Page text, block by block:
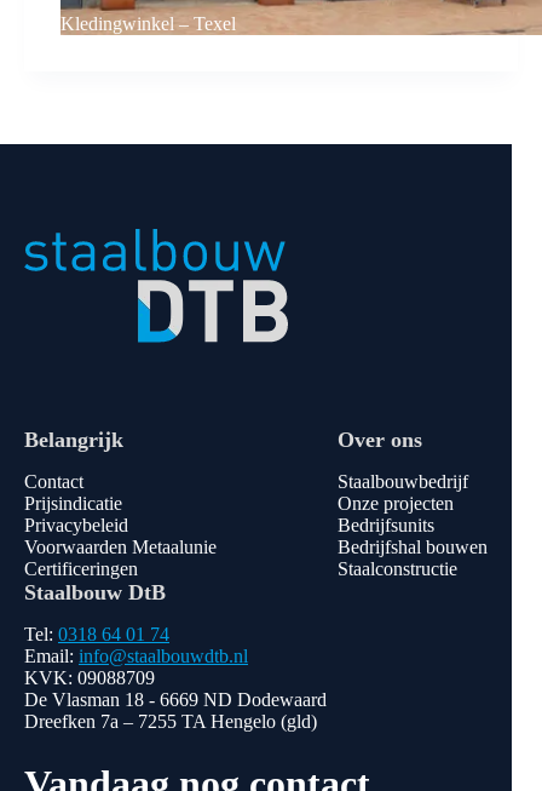
Kledingwinkel – Texel
Belangrijk
Contact
Prijsindicatie
Privacybeleid
Voorwaarden Metaalunie
Certificeringen
Over ons
Staalbouwbedrijf
Onze projecten
Bedrijfsunits
Bedrijfshal bouwen
Staalconstructie
Staalbouw DtB
Tel: 0318 64 01 74
Email: info@staalbouwdtb.nl
KVK: 09088709
De Vlasman 18 - 6669 ND Dodewaard
Dreefken 7a – 7255 TA Hengelo (gld)